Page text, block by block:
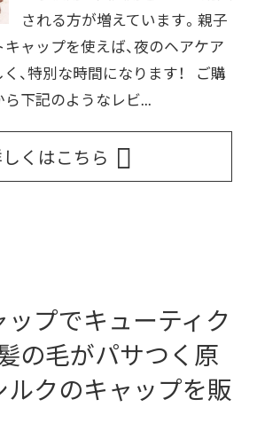
される方が増えています。親子
ャップを使えば、夜のヘアケア
、特別な時間になります！ ご購
下記のようなレビ...
くはこちら
プでキューティク
の毛がパサつく原
ルクのキャップを販